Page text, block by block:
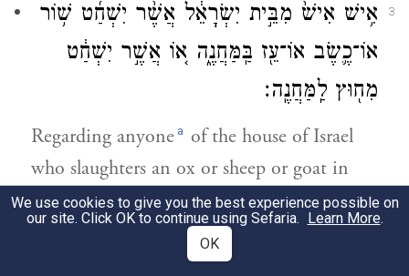
3
אִ֥ישׁ אִישׁ֙ מִבֵּ֣ית יִשְׂרָאֵ֔ל אֲשֶׁ֨ר יִשְׁחַ֜ט שׁ֥וֹר
אוֹ־כֶ֛שֶׂב אוֹ־עֵ֖ז בַּֽמַּחֲנֶ֑ה א֚וֹ אֲשֶׁ֣ר יִשְׁחַ֔ט
מִח֖וּץ לַֽמַּחֲנֶֽה׃
Regarding anyone a of the house of Israel
who slaughters an ox or sheep or goat in
the camp, or does so outside the camp,
וְאֶל־פֶּ֜תַח אֹ֣הֶל מוֹעֵד֮ לֹ֣א הֱבִיאוֹ֒ לְהַקְרִ֤יב
We use cookies to give you the best experience possible on
our site. Click OK to continue using Sefaria. Learn More.
OK